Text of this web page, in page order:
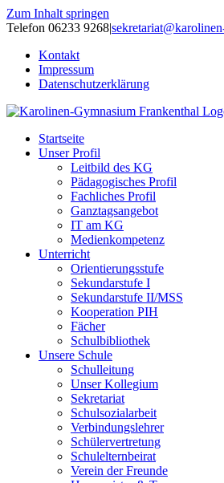
Zum Inhalt springen
Telefon 06233 9268|
Kontakt
Impressum
Datenschutzerklärung
Startseite
Unser Profil
Leitbild des KG
Pädagogisches Profil
Fachliches Profil
Ganztagsangebot
IT am KG
Medienkompetenz
Unterricht
Orientierungsstufe
Sekundarstufe I
Sekundarstufe II/MSS
Kooperation PIH
Fächer
Schulbibliothek
Unsere Schule
Schulleitung
Unser Kollegium
Sekretariat
Schulsozialarbeit
Verbindungslehrer
Schülervertretung
Schulelternbeirat
Verein der Freunde